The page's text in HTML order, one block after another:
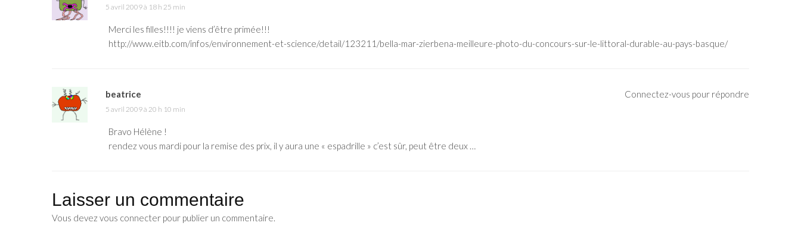
5 avril 2009 à 18 h 25 min
Merci les filles!!!! je viens d’être primée!!!
http://www.eitb.com/infos/environnement-et-science/detail/123211/bella-mar-zierbena-meilleure-photo-du-concours-sur-le-littoral-durable-au-pays-basque/
beatrice
5 avril 2009 à 20 h 10 min
Bravo Hélène !
rendez vous mardi pour la remise des prix, il y aura une « espadrille » c’est sûr, peut être deux …
Connectez-vous pour répondre
Laisser un commentaire
Vous devez vous connecter pour publier un commentaire.